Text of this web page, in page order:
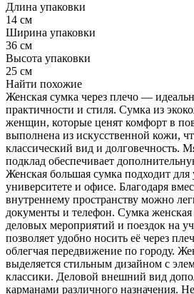
Длина упаковки
14 см
Ширина упаковки
36 см
Высота упаковки
25 см
Найти похожие
Женская сумка через плечо —
практичности и стиля. Сумка из
женщин, которые ценят комфорт в
выполнена из искусственной кожи,
классический вид и долговечность.
подклад обеспечивает
Женская большая сумка подходит
университете и офисе. Благодаря
внутреннему пространству можно
документы и телефон. Сумка женская
деловых мероприятий и поездок на
позволяет удобно носить её через
облегчая передвижение по городу.
выделяется стильным дизайном с
классики. Деловой внешний вид
карманами различного назначения.